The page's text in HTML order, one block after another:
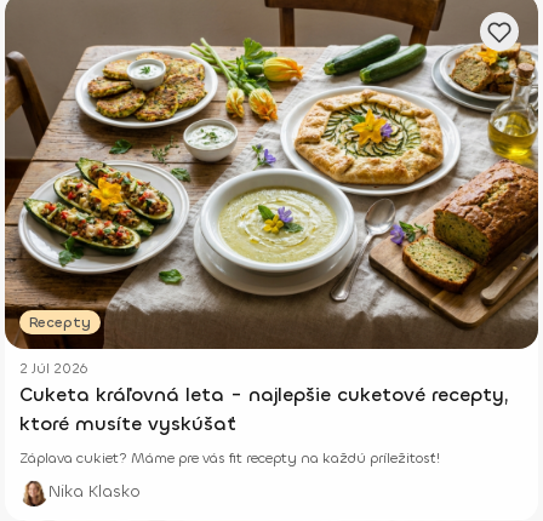
Recepty
2 Júl 2026
Cuketa kráľovná leta - najlepšie cuketové recepty,
ktoré musíte vyskúšať
Záplava cukiet? Máme pre vás fit recepty na každú príležitosť!
Nika Klasko